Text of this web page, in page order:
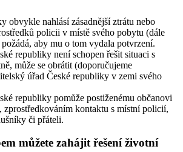
obvykle nahlásí zásadnější ztrátu nebo
policii v místě svého pobytu (dále
aby mu o tom vydala potvrzení.
republiky není schopen řešit situaci s
může se obrátit (doporučujeme
úřad České republiky v zemi svého
republiky pomůže postiženému občanovi
zprostředkováním kontaktu s místní policií,
či přáteli.
můžete zahájit řešení životní